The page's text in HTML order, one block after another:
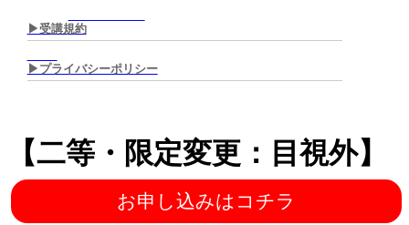
▶︎受講規約
▶︎プライバシーポリシー
二等無人航空機操縦士講習(限
定変更：目視外)
【二等・限定変更：目視外】
お申し込みはコチラ